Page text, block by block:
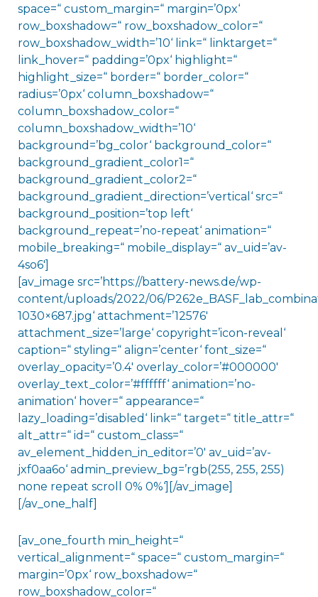
space=“ custom_margin=“ margin=’0px‘
row_boxshadow=“ row_boxshadow_color=“
row_boxshadow_width=’10‘ link=“ linktarget=“
link_hover=“ padding=’0px‘ highlight=“
highlight_size=“ border=“ border_color=“
radius=’0px‘ column_boxshadow=“
column_boxshadow_color=“
column_boxshadow_width=’10‘
background=’bg_color‘ background_color=“
background_gradient_color1=“
background_gradient_color2=“
background_gradient_direction=’vertical‘ src=“
background_position=’top left‘
background_repeat=’no-repeat‘ animation=“
mobile_breaking=“ mobile_display=“ av_uid=’av-
4so6′]
[av_image src=’https://battery-news.de/wp-
content/uploads/2022/06/
1030×687.jpg‘ attachment=’12576′
attachment_size=’large‘ copyright=’icon-reveal‘
caption=“ styling=“ align=’center‘ font_size=“
overlay_opacity=’0.4′ overlay_color=’#000000′
overlay_text_color=’#ffffff‘ animation=’no-
animation‘ hover=“ appearance=“
lazy_loading=’disabled‘ link=“ target=“ title_attr=“
alt_attr=“ id=“ custom_class=“
av_element_hidden_in_editor=’0′ av_uid=’av-
jxf0aa6o‘ admin_preview_bg=’rgb(255, 255, 255)
none repeat scroll 0% 0%‘][/av_image]
[/av_one_half]
[av_one_fourth min_height=“
vertical_alignment=“ space=“ custom_margin=“
margin=’0px‘ row_boxshadow=“
row_boxshadow_color=“